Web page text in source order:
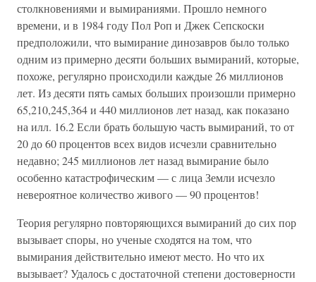
столкновениями и вымираниями. Прошло немного
времени, и в 1984 году Пол Роп и Джек Сепскоски
предположили, что вымирание динозавров было только
одним из примерно десяти больших вымираний, которые,
похоже, регулярно происходили каждые 26 миллионов
лет. Из десяти пять самых больших произошли примерно
65,210,245,364 и 440 миллионов лет назад, как показано
на илл. 16.2 Если брать большую часть вымираний, то от
20 до 60 процентов всех видов исчезли сравнительно
недавно; 245 миллионов лет назад вымирание было
особенно катастрофическим — с лица Земли исчезло
невероятное количество живого — 90 процентов!
Теория регулярно повторяющихся вымираний до сих пор
вызывает споры, но ученые сходятся на том, что
вымирания действительно имеют место. Но что их
вызывает? Удалось с достаточной степени достоверности